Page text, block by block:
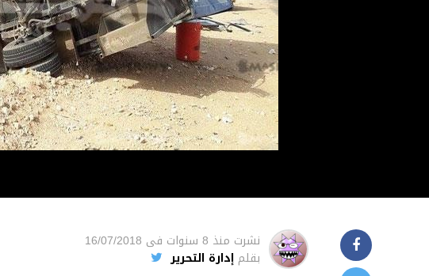
نشرت منذ 8 سنوات فى 16/07/2018
بقلم إدارة التحرير